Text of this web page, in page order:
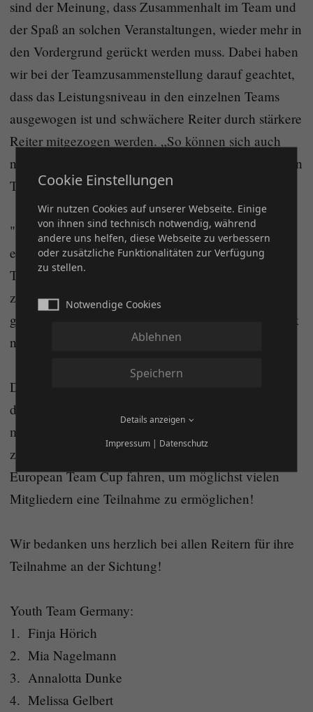
sind der Meinung, dass Zusammenhalt im Team und
der Spaß an solchen Veranstaltungen, wieder mehr in
den Vordergrund gerückt werden muss. Dabei haben
wir bei der Teamzusammenstellung darauf geachtet,
dass das Leistungsniveau in den einzelnen Teams
ausgewogen ist und schwächere Reiter durch stärkere
Reiter mitgezogen werden. „So können sich auch
neue Freundschaften bilden, die hoffentlich auch den
Team-Cup überdauern.” sagt Timo Antweiler.
"Besonders gefreut hat es mich, auch bei der DQHA
einmal wieder Reining/Ranch Riding und Ranch
Trail Reiter auf einem sehr hohen Niveau zu sehen
zu bekommen. Noch mehr habe ich mich darüber
gefreut, dass wir diese jetzt auch mit nach Dänemark
nehmen" betont Enja Libor
Die DQHA hat sich dieses Jahr dazu entschlossen,
die großartige Möglichkeit nutzen zu dürfen auch
mehrere Teams zum Cup schicken. Wir werden mit
zwei Amateur Teams und einem Youth Team zum
European Team Cup fahren, um möglichst vielen
Mitgliedern eine Teilnahme zu ermöglichen!
Wir bedanken uns herzlich bei allen Reitern für ihre
Teilnahme an der Sichtung!
Youth Team Germany:
1. Finja Hörich
2. Mia Nagelmann
3. Annalotta Dunke
4. Melissa Gelbert
Cookie Einstellungen
Wir nutzen Cookies auf unserer Webseite. Einige
von ihnen sind technisch notwendig, während
andere uns helfen, diese Webseite zu verbessern
oder zusätzliche Funktionalitäten zur Verfügung
zu stellen.
Notwendige Cookies
Ablehnen
Speichern
Details anzeigen
Impressum| Datenschutz